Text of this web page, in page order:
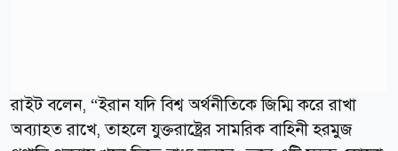
রাইট বলেন, “ইরান যদি বিশ্ব অর্থনীতিকে জিম্মি করে রাখা
অব্যাহত রাখে, তাহলে যুক্তরাষ্ট্রের সামরিক বাহিনী হরমুজ